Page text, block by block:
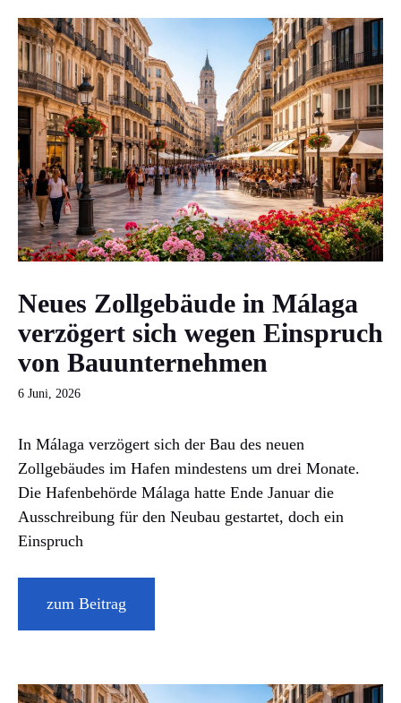
Neues Zollgebäude in Málaga
verzögert sich wegen Einspruch
von Bauunternehmen
6 Juni, 2026
In Málaga verzögert sich der Bau des neuen
Zollgebäudes im Hafen mindestens um drei Monate.
Die Hafenbehörde Málaga hatte Ende Januar die
Ausschreibung für den Neubau gestartet, doch ein
Einspruch
zum Beitrag